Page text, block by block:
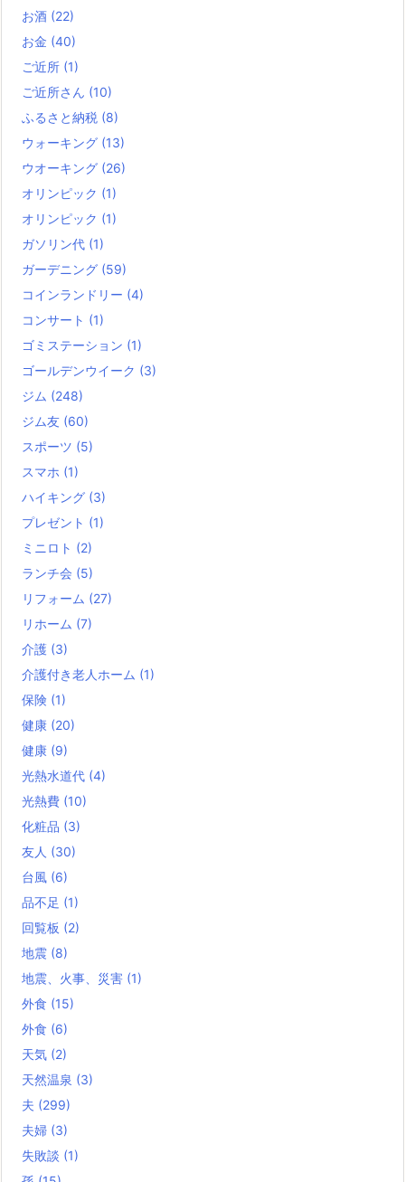
お酒 (22)
お金 (40)
ご近所 (1)
ご近所さん (10)
ふるさと納税 (8)
ウォーキング (13)
ウオーキング (26)
オリンピック (1)
オリンピック (1)
ガソリン代 (1)
ガーデニング (59)
コインランドリー (4)
コンサート (1)
ゴミステーション (1)
ゴールデンウイーク (3)
ジム (248)
ジム友 (60)
スポーツ (5)
スマホ (1)
ハイキング (3)
プレゼント (1)
ミニロト (2)
ランチ会 (5)
リフォーム (27)
リホーム (7)
介護 (3)
介護付き老人ホーム (1)
保険 (1)
健康 (20)
健康 (9)
光熱水道代 (4)
光熱費 (10)
化粧品 (3)
友人 (30)
台風 (6)
品不足 (1)
回覧板 (2)
地震 (8)
地震、火事、災害 (1)
外食 (15)
外食 (6)
天気 (2)
天然温泉 (3)
夫 (299)
夫婦 (3)
失敗談 (1)